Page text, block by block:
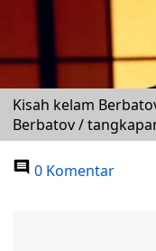
Kisah kelam
Berbatov /
0 Komentar